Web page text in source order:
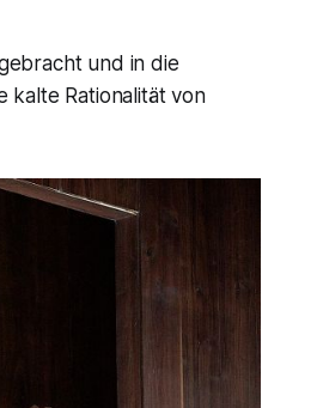
und in die
kalte Rationalität von